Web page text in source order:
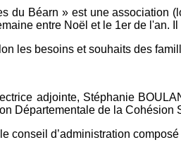
du Béarn » est une association
entre Noël et le 1er de l'an.
les besoins et souhaits des
adjointe, Stéphanie
Départementale de la Cohésion
conseil d’administration